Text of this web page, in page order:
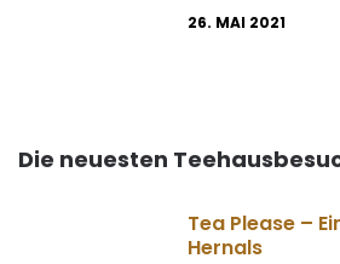
26. MAI 2021
Die neuesten
Tea Please –
Hernals